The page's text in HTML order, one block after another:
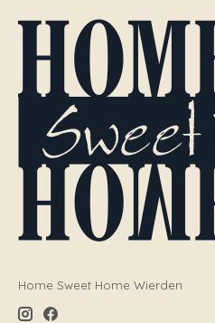
Home Sweet Home Wierden